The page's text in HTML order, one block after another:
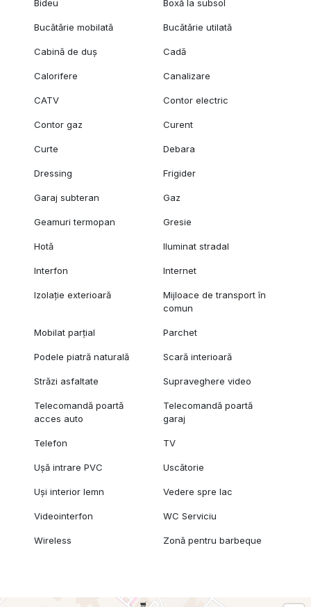
Bideu Boxă la subsol
Bucătărie mobilată Bucătărie utilată
Cabină de duș Cadă
Calorifere Canalizare
CATV Contor electric
Contor gaz Curent
Curte Debara
Dressing Frigider
Garaj subteran Gaz
Geamuri termopan Gresie
Hotă Iluminat stradal
Interfon Internet
Izolație exterioară
Mijloace de transport în
comun
Mobilat parțial Parchet
Podele piatră naturală Scară interioară
Străzi asfaltate Supraveghere video
Telecomandă poartă
acces auto
Telecomandă poartă
garaj
Telefon TV
Ușă intrare PVC Uscătorie
Uși interior lemn Vedere spre lac
Videointerfon WC Serviciu
Wireless Zonă pentru barbeque